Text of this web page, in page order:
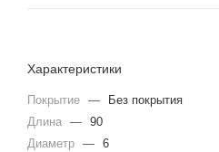
Характеристики
Покрытие —
Без покрытия
Длина — 90
Диаметр — 6